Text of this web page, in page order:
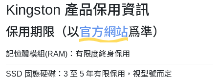
Kingston 產品保用資訊
保用期限（以官方網站爲準）
記憶體模組(RAM)：有限度終身保用
SSD 固態硬碟：3 至 5 年有限保用，視型號而定